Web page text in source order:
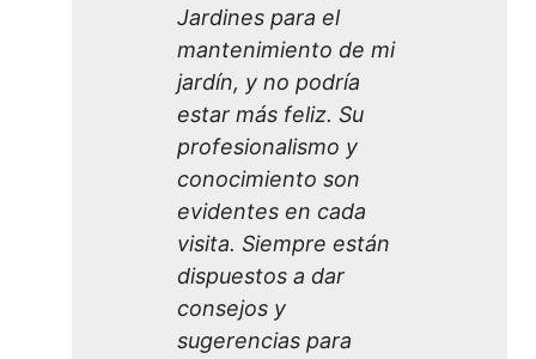
Jardines para el
mantenimiento de mi
jardín, y no podría
estar más feliz. Su
profesionalismo y
conocimiento son
evidentes en cada
visita. Siempre están
dispuestos a dar
consejos y
sugerencias para